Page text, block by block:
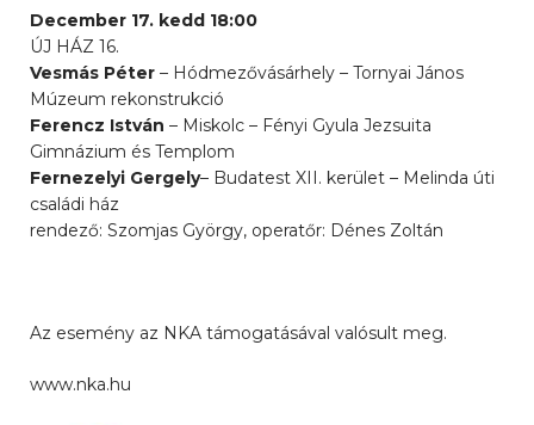
December 17. kedd 18:00
ÚJ HÁZ 16.
Vesmás Péter – Hódmezővásárhely – Tornyai János
Múzeum rekonstrukció
Ferencz István – Miskolc – Fényi Gyula Jezsuita
Gimnázium és Templom
Fernezelyi Gergely– Budatest XII. kerület – Melinda úti
családi ház
rendező: Szomjas György, operatőr: Dénes Zoltán
Az esemény az NKA támogatásával valósult meg.
www.nka.hu